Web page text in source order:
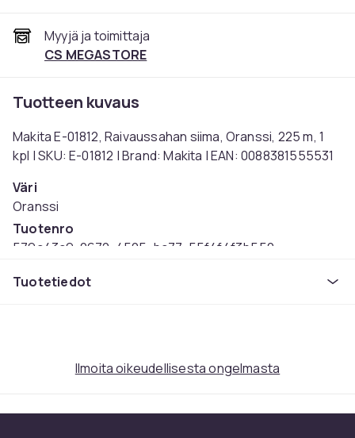
Myyjä ja toimittaja
CS MEGASTORE
Tuotteen kuvaus
Makita E-01812, Raivaussahan siima, Oranssi, 225 m, 1
kpl | SKU: E-01812 | Brand: Makita | EAN: 0088381555531
Väri
Oranssi
Tuotenro
579c43c9-0672-4505-bc77-55f4f4f3b550
Tuoteturvallisuustiedot
Tuotetiedot
Ilmoita oikeudellisesta ongelmasta